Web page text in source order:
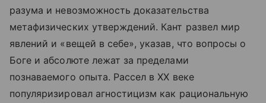
разума и невозможность доказательства
метафизических утверждений. Кант развел мир
явлений и «вещей в себе», указав, что вопросы о
Боге и абсолюте лежат за пределами
познаваемого опыта. Рассел в XX веке
популяризировал агностицизм как рациональную